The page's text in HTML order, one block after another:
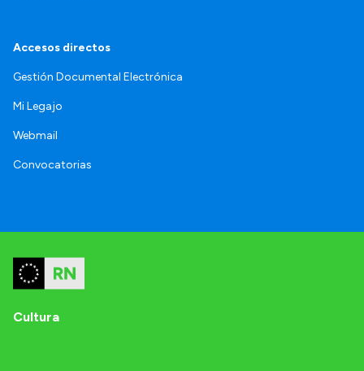
Accesos directos
Gestión Documental Electrónica
Mi Legajo
Webmail
Convocatorias
Cultura